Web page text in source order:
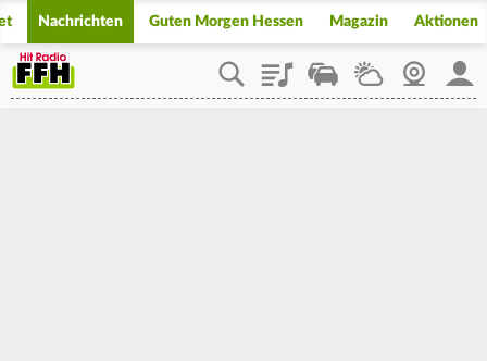
Nachrichten Guten Morgen Hessen Magazin Aktionen
PlaylistStaupilotWetterWebcam